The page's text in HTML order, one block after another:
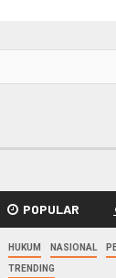
POPULAR
HUKUM NASIONAL
TRENDING